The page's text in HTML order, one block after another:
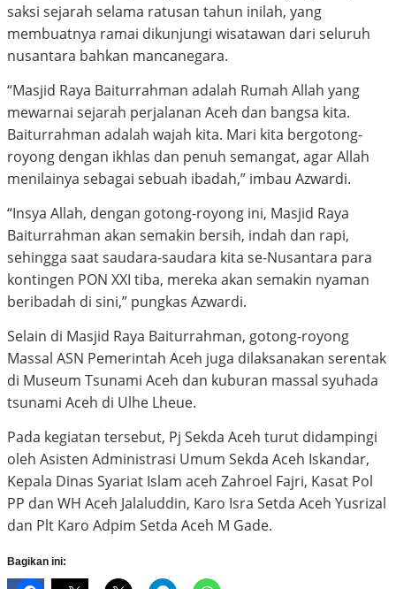
saksi sejarah selama ratusan tahun inilah, yang
membuatnya ramai dikunjungi wisatawan dari seluruh
nusantara bahkan mancanegara.
“Masjid Raya Baiturrahman adalah Rumah Allah yang
mewarnai sejarah perjalanan Aceh dan bangsa kita.
Baiturrahman adalah wajah kita. Mari kita bergotong-
royong dengan ikhlas dan penuh semangat, agar Allah
menilainya sebagai sebuah ibadah,” imbau Azwardi.
“Insya Allah, dengan gotong-royong ini, Masjid Raya
Baiturrahman akan semakin bersih, indah dan rapi,
sehingga saat saudara-saudara kita se-Nusantara para
kontingen PON XXI tiba, mereka akan semakin nyaman
beribadah di sini,” pungkas Azwardi.
Selain di Masjid Raya Baiturrahman, gotong-royong
Massal ASN Pemerintah Aceh juga dilaksanakan serentak
di Museum Tsunami Aceh dan kuburan massal syuhada
tsunami Aceh di Ulhe Lheue.
Pada kegiatan tersebut, Pj Sekda Aceh turut didampingi
oleh Asisten Administrasi Umum Sekda Aceh Iskandar,
Kepala Dinas Syariat Islam aceh Zahroel Fajri, Kasat Pol
PP dan WH Aceh Jalaluddin, Karo Isra Setda Aceh Yusrizal
dan Plt Karo Adpim Setda Aceh M Gade.
Bagikan ini: